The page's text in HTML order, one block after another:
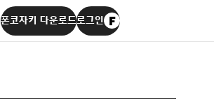
폰코자키 다운로드로그인